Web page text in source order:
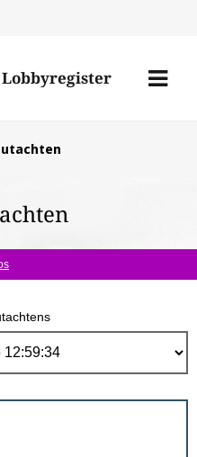
Lobbyregister
Menü